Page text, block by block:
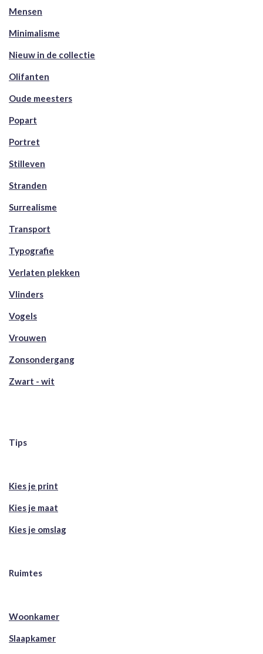
Mensen
Minimalisme
Nieuw in de collectie
Olifanten
Oude meesters
Popart
Portret
Stilleven
Stranden
Surrealisme
Transport
Typografie
Verlaten plekken
Vlinders
Vogels
Vrouwen
Zonsondergang
Zwart - wit
Tips
Kies je print
Kies je maat
Kies je omslag
Ruimtes
Woonkamer
Slaapkamer